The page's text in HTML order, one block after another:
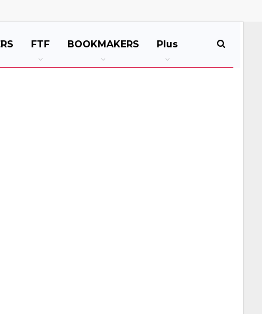
FTF BOOKMAKERS Plus